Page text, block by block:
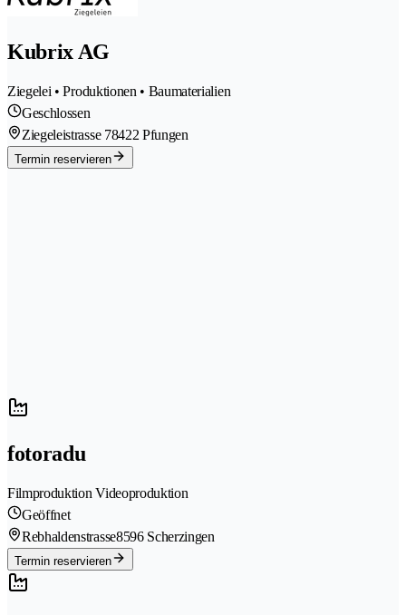
Kubrix AG
Ziegelei • Produktionen • Baumaterialien
Geschlossen
Ziegeleistrasse 78422 Pfungen
Termin reservieren
fotoradu
Filmproduktion Videoproduktion
Geöffnet
Rebhaldenstrasse8596 Scherzingen
Termin reservieren